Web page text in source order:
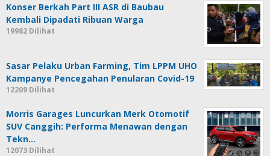
Konser Berkah Part III ASR di Baubau
Kembali Dipadati Ribuan Warga
19982 Dilihat
Sasar Pelaku Urban Farming, Tim LPPM UHO
Kampanye Pencegahan Penularan Covid-19
12209 Dilihat
Morris Garages Luncurkan Merk Otomotif
SUV Canggih: Performa Menawan dengan
Tekn…
12073 Dilihat